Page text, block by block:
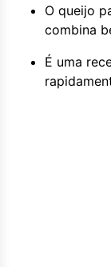
O queijo
combina
É uma